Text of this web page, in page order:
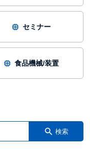
セミナー
食品機械/装置
検索